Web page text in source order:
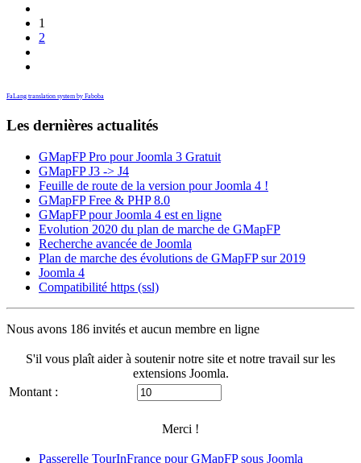
1
2
FaLang translation system by Faboba
Les dernières actualités
GMapFP Pro pour Joomla 3 Gratuit
GMapFP J3 -> J4
Feuille de route de la version pour Joomla 4 !
GMapFP Free & PHP 8.0
GMapFP pour Joomla 4 est en ligne
Evolution 2020 du plan de marche de GMapFP
Recherche avancée de Joomla
Plan de marche des évolutions de GMapFP sur 2019
Joomla 4
Compatibilité https (ssl)
Nous avons 186 invités et aucun membre en ligne
S'il vous plaît aider à soutenir notre site et notre travail sur les
extensions Joomla.
Montant :
Merci !
Passerelle TourInFrance pour GMapFP sous Joomla